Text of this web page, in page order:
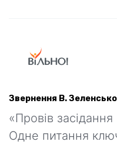
Звернення В.
«Провів
Одне питання